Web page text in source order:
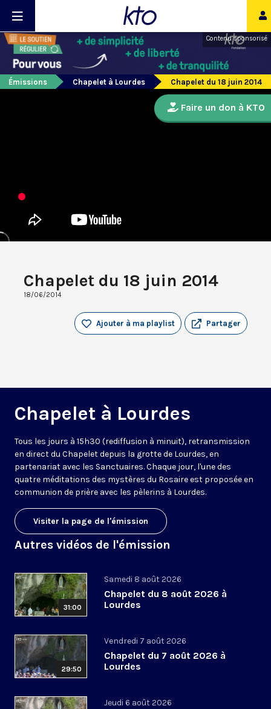
Contenu sponsorisé
Émissions Chapelet à Lourdes Chapelet du 18 juin 2014
Chapelet du 18 juin 2014
18/06/2014
Partager
Ajouter à ma playlist
Chapelet à Lourdes
Tous les jours à 15h30 (rediffusion à minuit), retransmission
en direct du Chapelet depuis la grotte de Lourdes, en
partenariat avec les Sanctuaires. Chaque jour, l'une des
quatre méditations des mystères du Rosaire est proposée en
communion de prière avec les pèlerins à Lourdes.
Visiter la page de l'émission
Autres vidéos de l'émission
31:00
Samedi 8 août 2026
Chapelet du 8 août 2026 à
Lourdes
29:50
Vendredi 7 août 2026
Chapelet du 7 août 2026 à
Lourdes
Jeudi 6 août 2026
Faire un don à KTO